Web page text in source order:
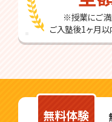
※授業にご満
ご入塾後1ヶ月
無料体験